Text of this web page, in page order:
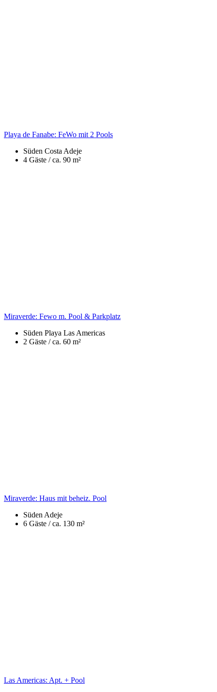
Playa de Fanabe: FeWo mit 2 Pools
Süden Costa Adeje
4 Gäste /ca. 90 m²
Miraverde: Fewo m. Pool & Parkplatz
Süden Playa Las Americas
2 Gäste /ca. 60 m²
Miraverde: Haus mit beheiz. Pool
Süden Adeje
6 Gäste /ca. 130 m²
Las Americas: Apt. + Pool